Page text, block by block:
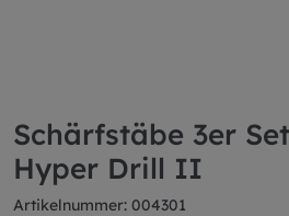
Schärfstäbe 3er
Hyper Drill II
Artikelnummer: 004301